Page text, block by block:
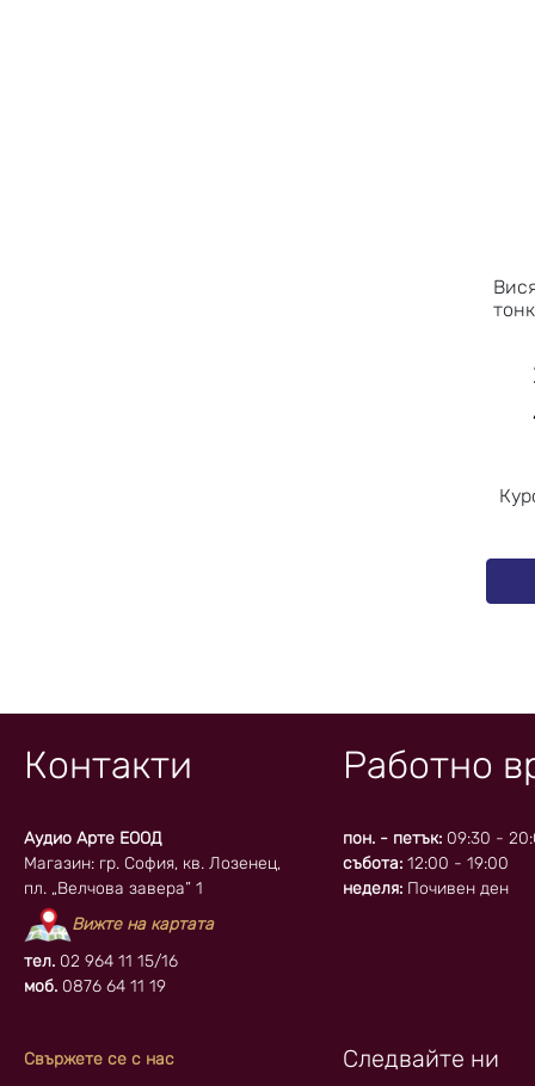
Контакти
Аудио Арте ЕООД
Магазин: гр. София, кв. Лозенец,
пл. „Велчова завера” 1
Вижте на картата
тел. 02 964 11 15/16
моб. 0876 64 11 19
Свържете се с нас
Работно
пон. - петък:09:30 -
събота:12:00 - 19:00
неделя:Почивен ден
Следвайте ни